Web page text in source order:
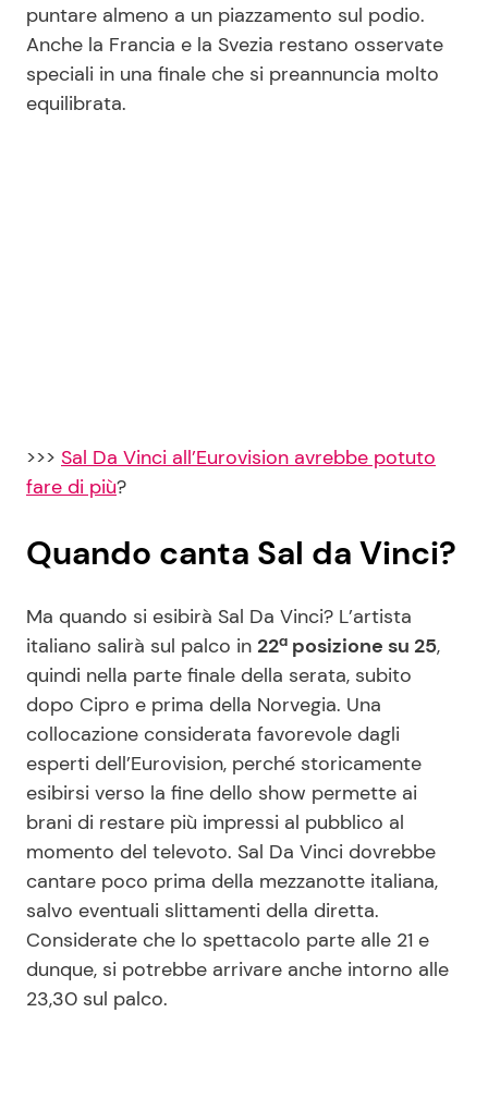
puntare almeno a un piazzamento sul podio.
Anche la Francia e la Svezia restano osservate
speciali in una finale che si preannuncia molto
equilibrata.
>>> Sal Da Vinci all’Eurovision avrebbe potuto
fare di più?
Quando canta Sal da Vinci?
Ma quando si esibirà Sal Da Vinci? L’artista
italiano salirà sul palco in 22ª posizione su 25,
quindi nella parte finale della serata, subito
dopo Cipro e prima della Norvegia. Una
collocazione considerata favorevole dagli
esperti dell’Eurovision, perché storicamente
esibirsi verso la fine dello show permette ai
brani di restare più impressi al pubblico al
momento del televoto. Sal Da Vinci dovrebbe
cantare poco prima della mezzanotte italiana,
salvo eventuali slittamenti della diretta.
Considerate che lo spettacolo parte alle 21 e
dunque, si potrebbe arrivare anche intorno alle
23,30 sul palco.